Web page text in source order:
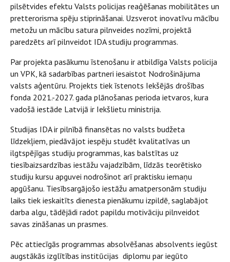
pilsētvides efektu Valsts policijas reaģēšanas mobilitātes un
pretterorisma spēju stiprināšanai. Uzsverot inovatīvu mācību
metožu un mācību satura pilnveides nozīmi, projektā
paredzēts arī pilnveidot IDA studiju programmas.
Par projekta pasākumu īstenošanu ir atbildīga Valsts policija
un VPK, kā sadarbības partneri iesaistot Nodrošinājuma
valsts aģentūru. Projekts tiek īstenots Iekšējās drošības
fonda 2021.-2027. gada plānošanas perioda ietvaros, kura
vadošā iestāde Latvijā ir Iekšlietu ministrija.
Studijas IDA ir pilnībā finansētas no valsts budžeta
līdzekļiem, piedāvājot iespēju studēt kvalitatīvas un
ilgtspējīgas studiju programmas, kas balstītas uz
tiesībaizsardzības iestāžu vajadzībām, līdzās teorētisko
studiju kursu apguvei nodrošinot arī praktisku iemaņu
apgūšanu. Tiesībsargājošo iestāžu amatpersonām studiju
laiks tiek ieskaitīts dienesta pienākumu izpildē, saglabājot
darba algu, tādējādi radot papildu motivāciju pilnveidot
savas zināšanas un prasmes.
Pēc attiecīgās programmas absolvēšanas absolvents iegūst
augstākās izglītības institūcijas diplomu par iegūto